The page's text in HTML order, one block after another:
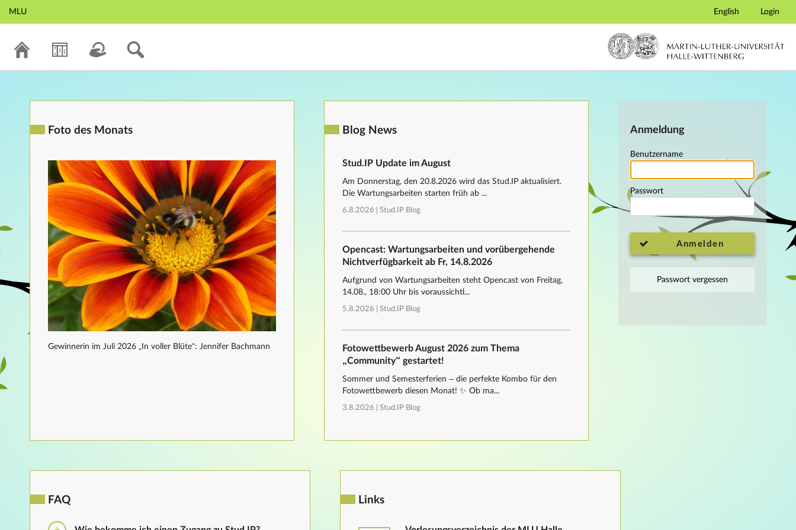
Hauptnavigation
MLU English Login
Anmeldung
Benutzername
Passwort
Anmelden
Passwort vergessen
Foto des Monats
Gewinnerin im Juli 2026 „In voller Blüte“: Jennifer Bachmann
Blog News
Stud.IP Update im August
Am Donnerstag, den 20.8.2026 wird das Stud.IP aktualisiert.
Die Wartungsarbeiten starten früh ab ...
6.8.2026 | Stud.IP Blog
Opencast: Wartungsarbeiten und vorübergehende
Nichtverfügbarkeit ab Fr, 14.8.2026
Aufgrund von Wartungsarbeiten steht Opencast von Freitag,
14.08., 18:00 Uhr bis voraussichtl...
5.8.2026 | Stud.IP Blog
Fotowettbewerb August 2026 zum Thema
„Community“ gestartet!
Sommer und Semesterferien – die perfekte Kombo für den
Fotowettbewerb diesen Monat! ✨ Ob ma...
3.8.2026 | Stud.IP Blog
FAQ Links